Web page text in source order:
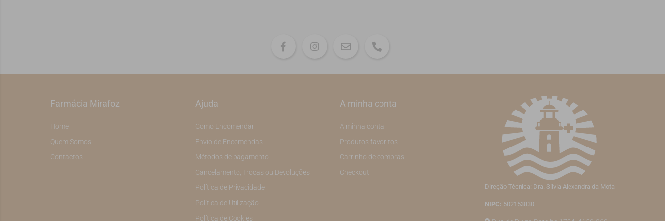
Farmácia Mirafoz
Home
Quem Somos
Contactos
Ajuda
Como Encomendar
Envio de Encomendas
Métodos de pagamento
Cancelamento, Trocas ou Devoluções
Política de Privacidade
Política de Utilização
Política de Cookies
A minha conta
A minha conta
Produtos favoritos
Carrinho de compras
Checkout
Direção Técnica: Dra. Sílvia Alexandra da Mota
NIPC: 502153830